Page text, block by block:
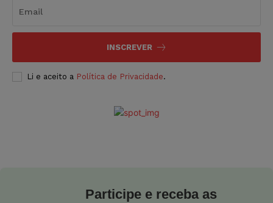
INSCREVER
Li e aceito a Política de Privacidade.
Participe e receba as